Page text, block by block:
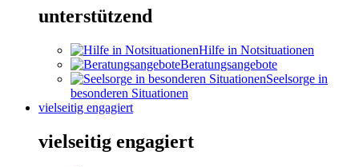
unterstützend
Hilfe in Notsituationen
Beratungsangebote
Seelsorge in
besonderen Situationen
vielseitig engagiert
vielseitig engagiert